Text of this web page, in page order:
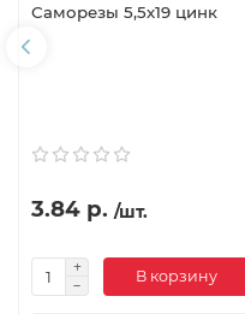
Саморезы 5,5х19 цинк
3.84 р. /шт.
В корзину